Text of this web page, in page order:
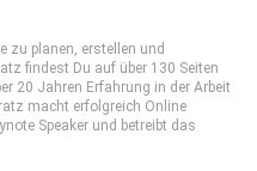
zu planen, erstellen und
findest Du auf über 130 Seiten
20 Jahren Erfahrung in der Arbeit
macht erfolgreich Online
Speaker und betreibt das